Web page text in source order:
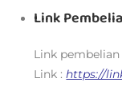
Link
Link
Link :https://